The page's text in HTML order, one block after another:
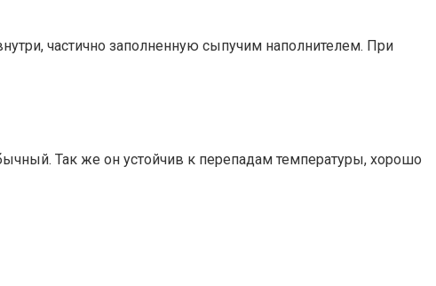
частично заполненную сыпучим наполнителем. При
Так же он устойчив к перепадам температуры, хорошо